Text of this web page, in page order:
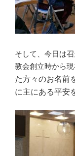
そして、今日は召
教会創立時から現
た方々のお名前
に主にある平安